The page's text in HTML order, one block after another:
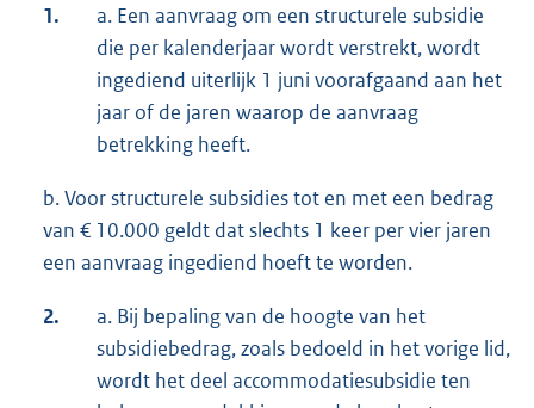
1.
a. Een aanvraag om een structurele subsidie
die per kalenderjaar wordt verstrekt, wordt
ingediend uiterlijk 1 juni voorafgaand aan het
jaar of de jaren waarop de aanvraag
betrekking heeft.
b. Voor structurele subsidies tot en met een bedrag
van € 10.000 geldt dat slechts 1 keer per vier jaren
een aanvraag ingediend hoeft te worden.
2.
a. Bij bepaling van de hoogte van het
subsidiebedrag, zoals bedoeld in het vorige lid,
wordt het deel accommodatiesubsidie ten